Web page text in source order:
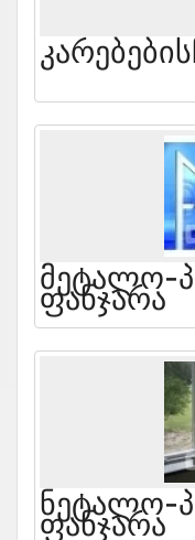
Მეტალო-
Ფანჯარა
Ნეტალო-
Ფანჯარა